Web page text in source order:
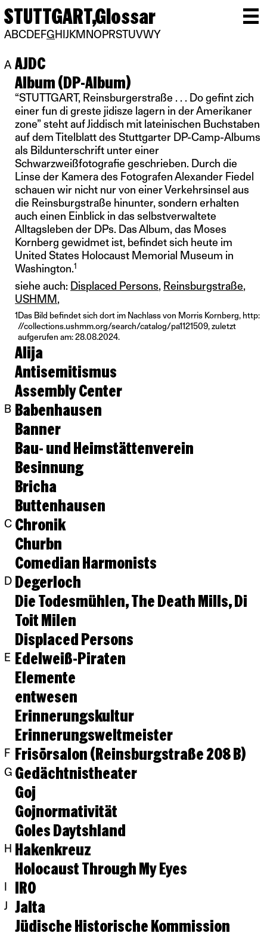
STUTTGART,Glossar
ABCDEFGH JKM NOPRSTUVWY
A AJDC
Album (DP-Album)
“STUTTGART, Reinsburgerstraße . . . Do gefint zich
einer fun di greste jidisze lagern in der Amerikaner
zone” steht auf Jiddisch mit lateinischen Buchstaben
auf dem Titelblatt des Stuttgarter DP-Camp-Albums
als Bildunterschrift unter einer
Schwarzweißfotografie geschrieben. Durch die
Linse der Kamera des Fotografen Alexander Fiedel
schauen wir nicht nur von einer Verkehrsinsel aus
die Reinsburgstraße hinunter, sondern erhalten
auch einen Einblick in das selbstverwaltete
Alltagsleben der DPs. Das Album, das Moses
Kornberg gewidmet ist, befindet sich heute im
United States Holocaust Memorial Museum in
Washington.1
siehe auch: Displaced Persons Reinsburgstraße
USHMM
1Das Bild befindet sich dort im Nachlass von Morris Kornberg, http:​
/​/collections.ushmm.org​/search​/catalog​/pa1121509,zuletzt
aufgerufen am: 28.08.2024.
Alija
Antisemitismus
Assembly Center
B Babenhausen
Banner
Bau- und Heimstättenverein
Besinnung
Bricha
Buttenhausen
C Chronik
Churbn
Comedian Harmonists
D Degerloch
Die Todesmühlen, The Death Mills, Di
Toit Milen
Displaced Persons
E Edelweiß-Piraten
Elemente
entwesen
Erinnerungskultur
Erinnerungsweltmeister
F Frisörsalon (Reinsburgstraße 208 B)
G Gedächtnistheater
Goj
Gojnormativität
Goles Daytshland
H Hakenkreuz
Holocaust Through My Eyes
IRO
J
Jalta
Jüdische Historische Kommission